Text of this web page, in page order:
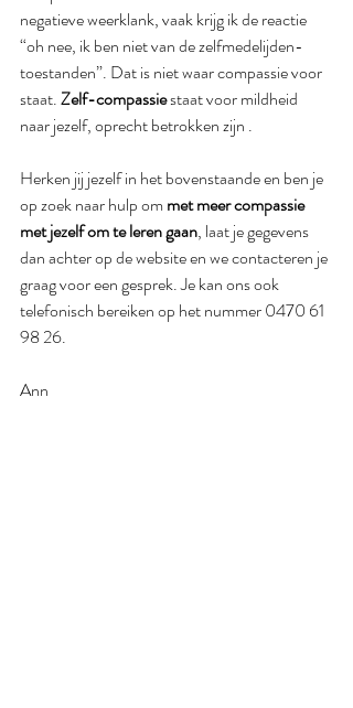
negatieve weerklank, vaak krijg ik de reactie
“oh nee, ik ben niet van de zelfmedelijden-
toestanden”. Dat is niet waar compassie voor
staat. Zelf-compassie staat voor mildheid
naar jezelf, oprecht betrokken zijn .
Herken jij jezelf in het bovenstaande en ben je
op zoek naar hulp om met meer compassie
met jezelf om te leren gaan, laat je gegevens
dan achter op de website en we contacteren je
graag voor een gesprek. Je kan ons ook
telefonisch bereiken op het nummer 0470 61
98 26.
Ann